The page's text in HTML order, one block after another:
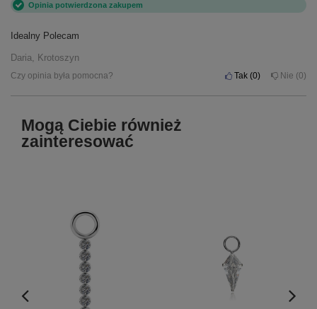
Opinia potwierdzona zakupem
Idealny Polecam
Daria, Krotoszyn
Czy opinia była pomocna? Tak 0 Nie 0
Mogą Ciebie również
zainteresować